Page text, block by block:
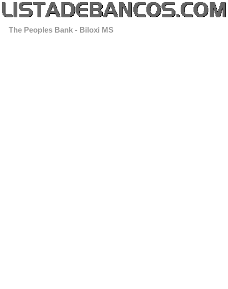
The Peoples Bank - Biloxi MS